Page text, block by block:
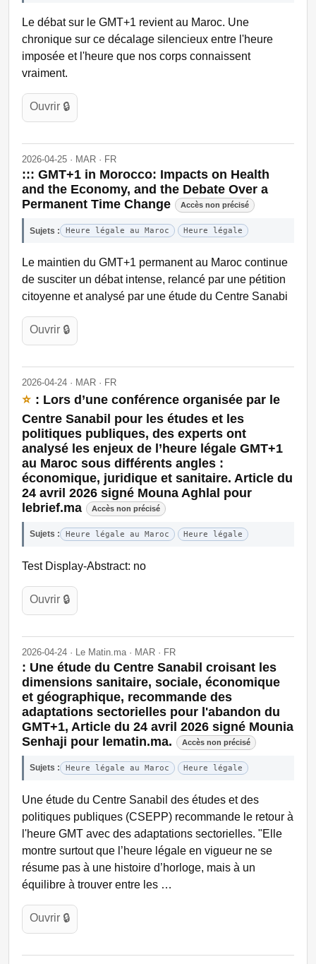
Le débat sur le GMT+1 revient au Maroc. Une
chronique sur ce décalage silencieux entre l'heure
imposée et l'heure que nos corps connaissent
vraiment.
Ouvrir 🔒
2026-04-25 · MAR · FR
::: GMT+1 in Morocco: Impacts on Health
and the Economy, and the Debate Over a
Permanent Time Change
Accès non précisé
Sujets : Heure légale au Maroc Heure légale
Le maintien du GMT+1 permanent au Maroc continue
de susciter un débat intense, relancé par une pétition
citoyenne et analysé par une étude du Centre Sanabi
Ouvrir 🔒
2026-04-24 · MAR · FR
⭐ : Lors d’une conférence organisée par le
Centre Sanabil pour les études et les
politiques publiques, des experts ont
analysé les enjeux de l’heure légale GMT+1
au Maroc sous différents angles :
économique, juridique et sanitaire. Article du
24 avril 2026 signé Mouna Aghlal pour
lebrief.ma
Accès non précisé
Sujets : Heure légale au Maroc Heure légale
Test Display-Abstract: no
Ouvrir 🔒
2026-04-24 · Le Matin.ma · MAR · FR
: Une étude du Centre Sanabil croisant les
dimensions sanitaire, sociale, économique
et géographique, recommande des
adaptations sectorielles pour l'abandon du
GMT+1, Article du 24 avril 2026 signé Mounia
Senhaji pour lematin.ma.
Accès non précisé
Sujets : Heure légale au Maroc Heure légale
Une étude du Centre Sanabil des études et des
politiques publiques (CSEPP) recommande le retour à
l'heure GMT avec des adaptations sectorielles. "Elle
montre surtout que l’heure légale en vigueur ne se
résume pas à une histoire d’horloge, mais à un
équilibre à trouver entre les …
Ouvrir 🔒